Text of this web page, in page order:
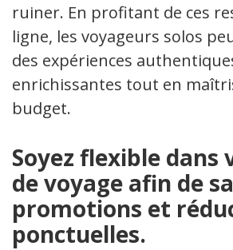
ruiner. En profitant de ces
ligne, les voyageurs solos
des expériences
enrichissantes tout en
budget.
Soyez flexible dans
de voyage afin de
promotions et
ponctuelles.